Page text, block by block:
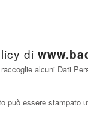
di
alcuni Dati
può essere stampato